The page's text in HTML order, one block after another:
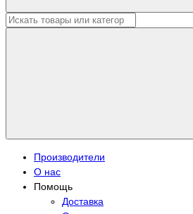
Производители
О нас
Помощь
Доставка